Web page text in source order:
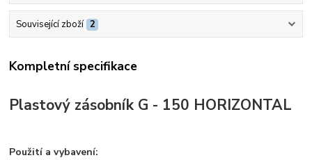
Související zboží 2
Kompletní specifikace
Plastový zásobník G - 150 HORIZONTAL
Použití a vybavení: